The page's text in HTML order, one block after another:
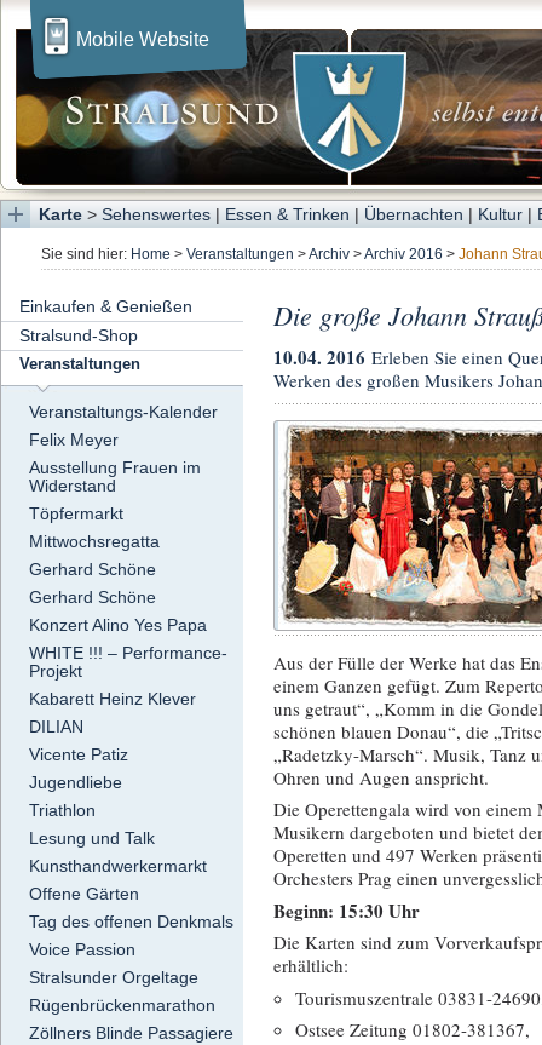
Mobile Website
Karte > Sehenswertes | Essen & Trinken | Übernachten | Kultur |
Sie sind hier: Home > Veranstaltungen >Archiv >Archiv 2016 > Johann
Einkaufen & Genießen
Stralsund-Shop
Veranstaltungen
Veranstaltungs-Kalender
Felix Meyer
Ausstellung Frauen im
Widerstand
Töpfermarkt
Mittwochsregatta
Gerhard Schöne
Gerhard Schöne
Konzert Alino Yes Papa
WHITE !!! – Performance-
Projekt
Kabarett Heinz Klever
DILIAN
Vicente Patiz
Jugendliebe
Triathlon
Lesung und Talk
Kunsthandwerkermarkt
Offene Gärten
Tag des offenen Denkmals
Voice Passion
Stralsunder Orgeltage
Rügenbrückenmarathon
Zöllners Blinde Passagiere
Die große Johann
10.04. 2016 Erleben Sie einen
Werken des großen Musikers
Aus der Fülle der Werke hat das
einem Ganzen gefügt. Zum
uns getraut“, „Komm in die
schönen blauen Donau“, die
„Radetzky-Marsch“. Musik, Tanz
Ohren und Augen anspricht.
Die Operettengala wird von einem
Musikern dargeboten und bietet
Operetten und 497 Werken
Orchesters Prag einen
Beginn: 15:30 Uhr
Die Karten sind zum
erhältlich:
Tourismuszentrale 03831-
Ostsee Zeitung 01802-381367,